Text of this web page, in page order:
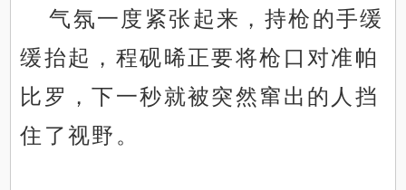
气氛一度紧张起来，持枪的手缓
缓抬起，程砚晞正要将枪口对准帕
比罗，下一秒就被突然窜出的人挡
住了视野。